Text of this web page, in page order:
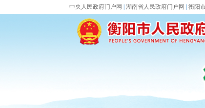
中央人民政府门户网 湖南省人民政府门户网 衡阳